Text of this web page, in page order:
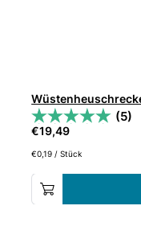
(5)
€19,49
€0,19 /Stück